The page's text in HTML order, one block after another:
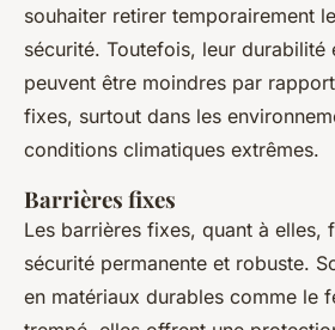
souhaiter retirer temporairement
sécurité. Toutefois, leur durabilité
peuvent être moindres par
fixes, surtout dans les
conditions climatiques extrêmes.
Barrières fixes
Les barrières fixes, quant à elles,
sécurité permanente et robuste.
en matériaux durables comme le